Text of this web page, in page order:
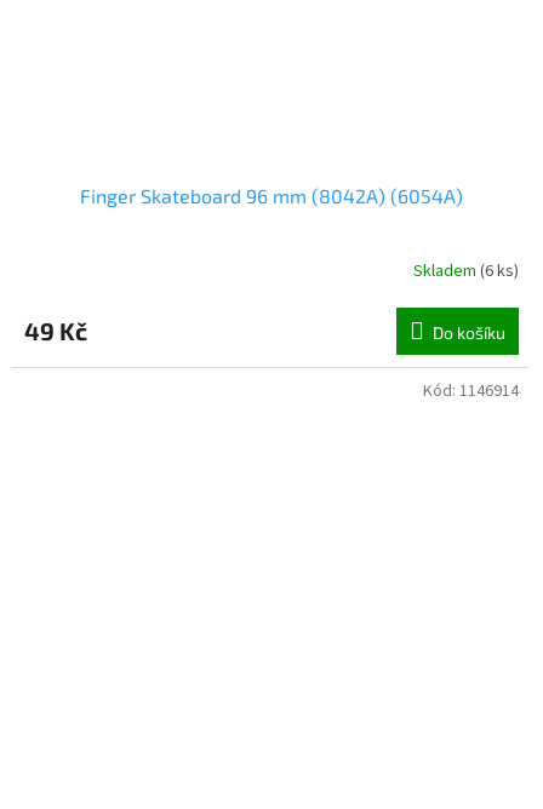
Finger Skateboard 96 mm (8042A) (6054A)
Skladem (6 ks)
49 Kč Do košíku
Kód: 1146914